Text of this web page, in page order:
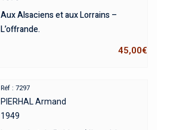
Aux Alsaciens et aux Lorrains –
L’offrande.
45,00€
Réf : 7297
PIERHAL Armand
1949